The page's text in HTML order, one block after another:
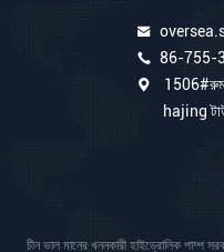
86-755-
1506#রুম
hajing
চীন ভাল মানের খননকারী হাইড্রোলিক